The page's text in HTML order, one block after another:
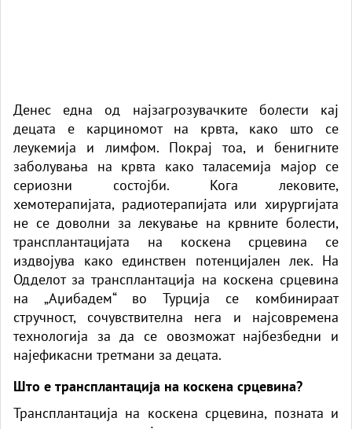
Денес една од најзагрозувачките болести кај
децата е
карциномот на крвта, како што се
леукемија и лимфом. Покрај тоа, и бенигните
заболувања на крвта како таласемија мајор се
сериозни состојби. Кога лековите,
хемотерапијата, радиотерапијата или хирургијата
не се доволни за лекување на крвните болести,
трансплантацијата на коскена срцевина се
издвојува како единствен потенцијален лек. На
Одделот за трансплантација на коскена срцевина
на „Аџибадем“
во Турција се комбинираат
стручност, сочувствителна нега и најсовремена
технологија за да се овозможат најбезбедни и
најефикасни третмани за децата.
Што е трансплантација на коскена срцевина?
Трансплантација на коскена срцевина, позната и